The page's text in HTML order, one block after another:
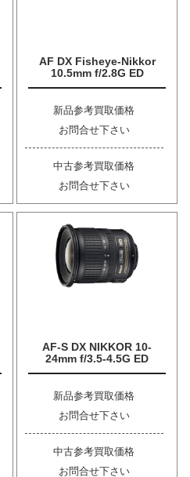
AF DX Fisheye-Nikkor
10.5mm f/2.8G ED
新品参考買取価格
お問合せ下さい
中古参考買取価格
お問合せ下さい
AF-S DX NIKKOR 10-
24mm f/3.5-4.5G ED
新品参考買取価格
お問合せ下さい
中古参考買取価格
お問合せ下さい